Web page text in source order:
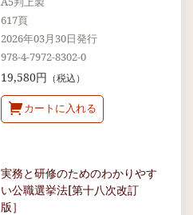
617頁
2026年03月30日発行
978-4-7972-8302-0
19,580円 （税込）
カートに入れる
実務と研修のためのわかりやす
い公職選挙法[第十八次改訂
版］